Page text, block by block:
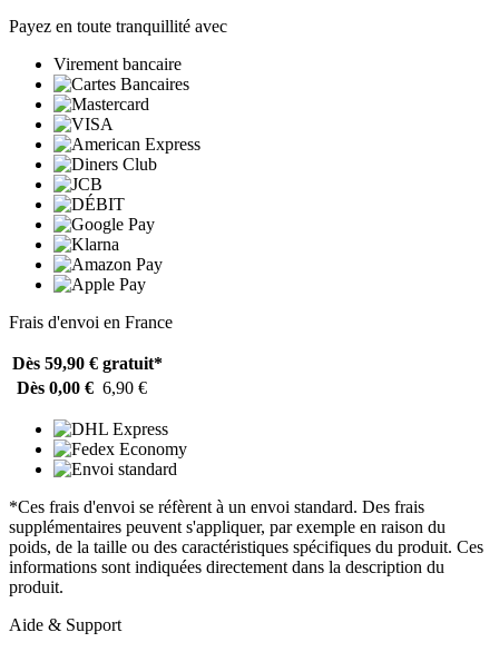
Payez en toute tranquillité avec
Virement bancaire
Frais d'envoi en France
Dès 59,90 € gratuit*
Dès 0,00 € 6,90 €
*Ces frais d'envoi se réfèrent à un envoi standard. Des frais
supplémentaires peuvent s'appliquer, par exemple en raison du
poids, de la taille ou des caractéristiques spécifiques du produit. Ces
informations sont indiquées directement dans la description du
produit.
Aide & Support